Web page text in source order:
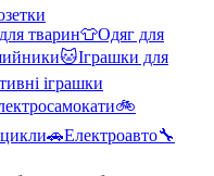
тварин👕Одяг для
🐱Іграшки для
іграшки
🚲
🚗Електроавто🔧